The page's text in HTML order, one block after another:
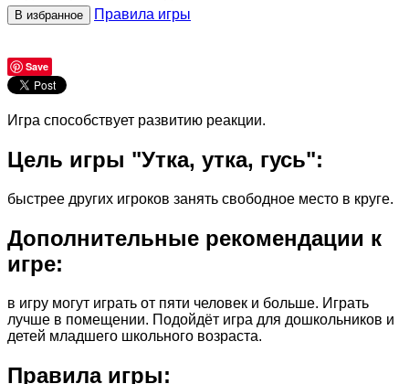
В избранное Правила игры
Save
Игра способствует развитию реакции.
Цель игры "Утка, утка, гусь":
быстрее других игроков занять свободное место в круге.
Дополнительные рекомендации к
игре:
в игру могут играть от пяти человек и больше. Играть
лучше в помещении. Подойдёт игра для дошкольников и
детей младшего школьного возраста.
Правила игры: